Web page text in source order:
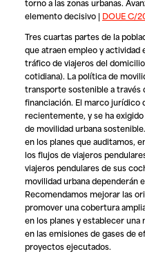
elemento decisivo | DOUE C/
Tres cuartas partes de la
que atraen empleo y
tráfico de viajeros del
cotidiana). La política de
transporte sostenible a través
financiación. El marco jurídico
recientemente, y se ha
de movilidad urbana
en los planes que auditamos,
los flujos de viajeros
viajeros pendulares de sus
movilidad urbana dependerán
Recomendamos mejorar las
promover una cobertura
en los planes y establecer
en las emisiones de gases de
proyectos ejecutados.